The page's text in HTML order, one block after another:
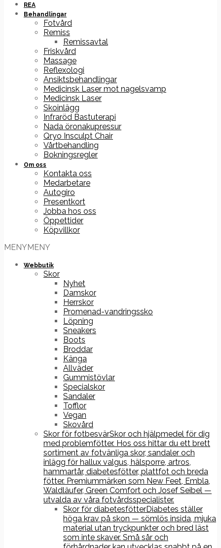
REA
Behandlingar
Fotvård
Remiss
Remissavtal
Friskvård
Massage
Reflexologi
Ansiktsbehandlingar
Medicinsk Laser mot nagelsvamp
Medicinsk Laser
Skoinlägg
Infraröd Bastuterapi
Nada öronakupressur
Qryo Insculpt Chair
Vårtbehandling
Bokningsregler
Om oss
Kontakta oss
Medarbetare
Autogiro
Presentkort
Jobba hos oss
Öppettider
Köpvillkor
MENYMENY
Webbutik
Skor
Nyhet
Damskor
Herrskor
Promenad-vandringssko
Löpning
Sneakers
Boots
Broddar
Känga
Allväder
Gummistövlar
Specialskor
Sandaler
Tofflor
Vegan
Skovård
Skor för fotbesvärSkor och hjälpmedel för dig
med problemfötter. Hos oss hittar du ett brett
sortiment av fotvänliga skor, sandaler och
inlägg för hallux valgus, hälsporre, artros,
hammartår, diabetesfötter, plattfot och breda
fötter. Premiummärken som New Feet, Embla,
Waldläufer, Green Comfort och Josef Seibel —
utvalda av våra fotvårdsspecialister.
Skor för diabetesfötterDiabetes ställer
höga krav på skon — sömlös insida, mjuka
material utan tryckpunkter och bred läst
som inte skaver. Små sår och